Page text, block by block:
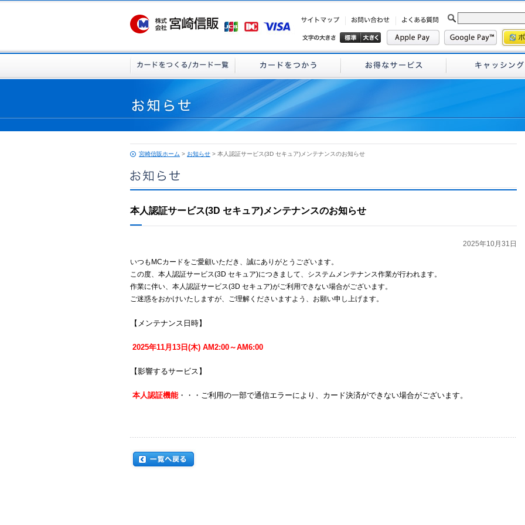
宮崎信販ホーム > お知らせ > 本人認証サービス(3D セキュア)メンテナンスのお知らせ
本人認証サービス(3D セキュア)メンテナンスのお知らせ
2025年10月31日
いつもMCカードをご愛顧いただき、誠にありがとうございます。
この度、本人認証サービス(3D セキュア)につきまして、システムメンテナンス作業が行われます。
作業に伴い、本人認証サービス(3D セキュア)がご利用できない場合がございます。
ご迷惑をおかけいたしますが、ご理解くださいますよう、お願い申し上げます。
【メンテナンス日時】
2025年11月13日(木) AM2:00～AM6:00
【影響するサービス】
本人認証機能・・・ご利用の一部で通信エラーにより、カード決済ができない場合がございます。